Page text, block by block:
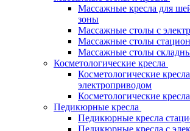
Массажные кресла для
зоны
Массажные столы с
Массажные столы
Массажные столы
Косметологические кресла
Косметологические
электроприводом
Косметологические
Педикюрные кресла
Педикюрные кресла